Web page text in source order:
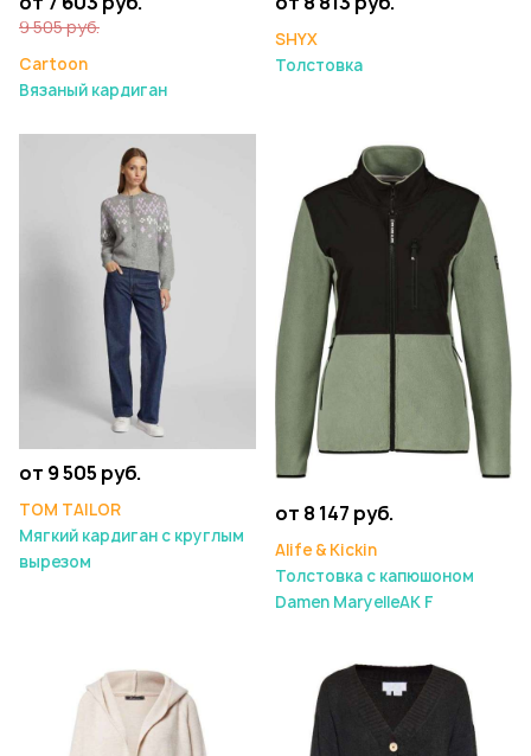
9 505 руб.
Cartoon
Вязаный кардиган
SHYX
Толстовка
от 9 505 руб.
TOM TAILOR
Мягкий кардиган с круглым
вырезом
от 8 147 руб.
Alife & Kickin
Толстовка с капюшоном
Damen MaryelleAK F